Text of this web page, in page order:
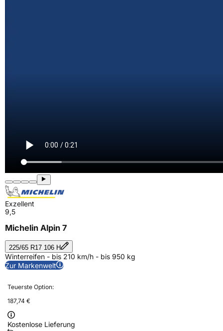
Exzellent
9,5
Michelin Alpin 7
225/65 R17 106 H
Winterreifen - bis 210 km/h - bis 950 kg
Zur Markenwelt
Teuerste Option:
187,74 €
Kostenlose Lieferung